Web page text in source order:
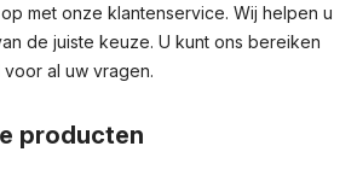
met onze klantenservice. Wij helpen u
de juiste keuze. U kunt ons bereiken
al uw vragen.
producten